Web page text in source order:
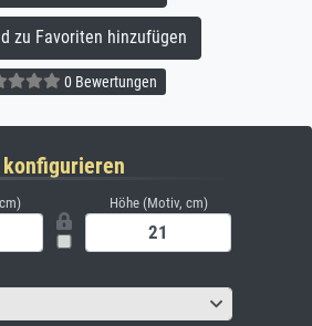
Favoriten hinzufügen
0 Bewertungen
Höhe (Motiv, cm)